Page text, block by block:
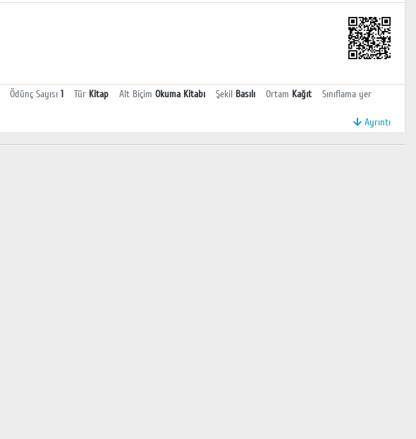
Ödünç Sayısı 1 Tür Kitap Alt Biçim Okuma Kitabı Şekil Basılı Ortam Kağıt
Sınıflama yer
Ayrıntı